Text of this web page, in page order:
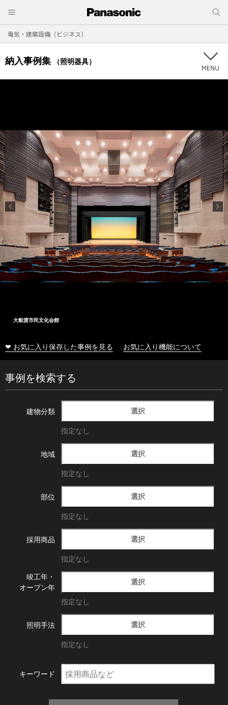
電気・建築設備（ビジネス）
納入事例集 （照明器具）
大船渡市民文化会館
❤ お気に入り保存した事例を見る お気に入り機能について
事例を検索する
建物分類 選択
指定なし
地域 選択
指定なし
部位 選択
指定なし
採用商品 選択
指定なし
竣工年・
オープン年
選択
指定なし
照明手法 選択
指定なし
キーワード